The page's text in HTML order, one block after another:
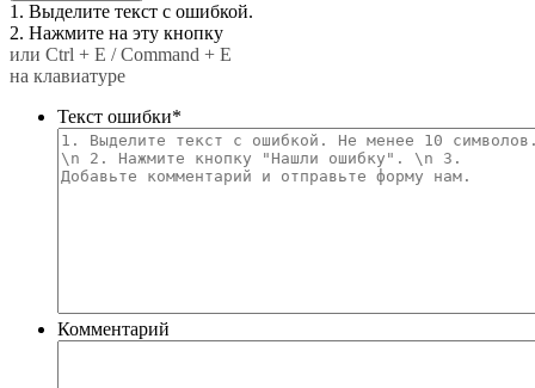
1. Выделите текст с ошибкой.
2. Нажмите на эту кнопку
или Ctrl + E / Command + E
на клавиатуре
Текст ошибки*
Комментарий